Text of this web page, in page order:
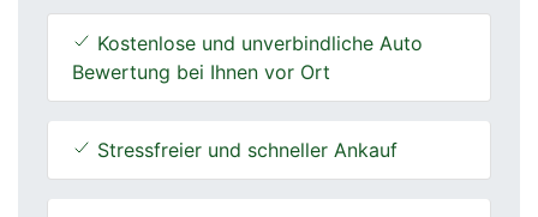
Kostenlose und unverbindliche Auto
Bewertung bei Ihnen vor Ort
Stressfreier und schneller Ankauf